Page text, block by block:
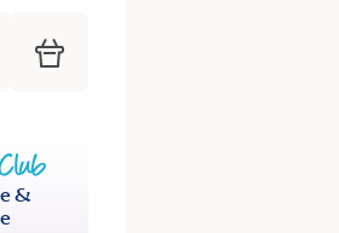
Mein Babyclub
Warenkorb
&